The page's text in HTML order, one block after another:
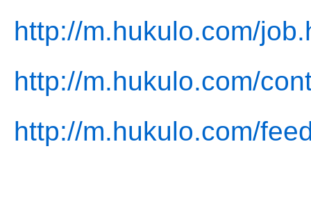
http://m.hukulo.com/
http://m.hukulo.com/
http://m.hukulo.com/